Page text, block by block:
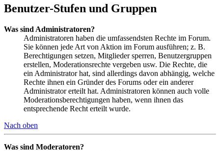
Benutzer-Stufen und Gruppen
Was sind Administratoren?
Administratoren haben die umfassendsten Rechte im Forum.
Sie können jede Art von Aktion im Forum ausführen; z. B.
Berechtigungen setzen, Mitglieder sperren, Benutzergruppen
erstellen, Moderationsrechte vergeben usw. Die Rechte, die
ein Administrator hat, sind allerdings davon abhängig, welche
Rechte ihnen ein Gründer des Forums oder ein anderer
Administrator erteilt hat. Administratoren können auch volle
Moderationsberechtigungen haben, wenn ihnen das
entsprechende Recht erteilt wurde.
Nach oben
Was sind Moderatoren?